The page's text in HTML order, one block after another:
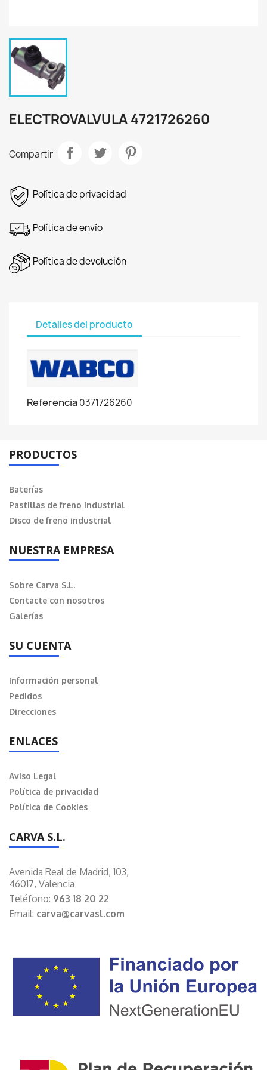
ELECTROVALVULA 4721726260
Compartir
Política de privacidad
Política de envío
Política de devolución
Detalles del producto
Referencia0371726260
PRODUCTOS
Baterías
Pastillas de freno industrial
Disco de freno industrial
NUESTRA EMPRESA
Sobre Carva S.L.
Contacte con nosotros
Galerías
SU CUENTA
Información personal
Pedidos
Direcciones
ENLACES
Aviso Legal
Política de privacidad
Política de Cookies
CARVA S.L.
Avenida Real de Madrid, 103,
46017, Valencia
Teléfono: 963 18 20 22
Email: carva@carvasl.com